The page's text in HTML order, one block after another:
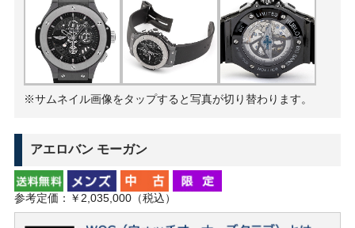
※サムネイル画像をタップすると写真が切り替わります。
アエロバン モーガン
参考定価：￥2,035,000（税込）